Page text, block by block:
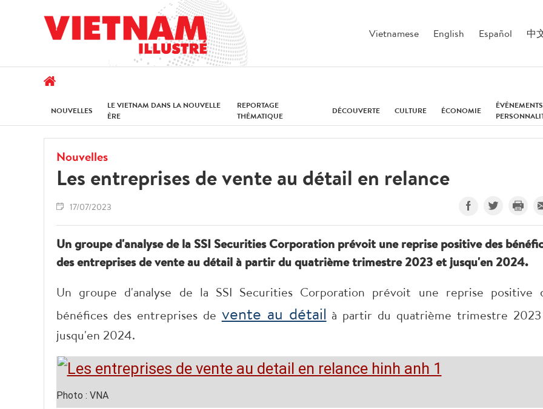
Vietnamese English Español 中
NOUVELLES
LE VIETNAM DANS LA NOUVELLE
ÈRE
REPORTAGE
THÉMATIQUE
DÉCOUVERTE CULTURE ÉCONOMIE
Nouvelles
Les entreprises de vente au détail en relance
17/07/2023
Un groupe d'analyse de la SSI Securities Corporation prévoit une reprise positive des
des entreprises de vente au détail à partir du quatrième trimestre 2023 et jusqu'en 2024.
Un groupe d'analyse de la SSI Securities Corporation prévoit une reprise positive
bénéfices des entreprises de vente au détail à partir du quatrième trimestre
jusqu'en 2024.
Photo : VNA